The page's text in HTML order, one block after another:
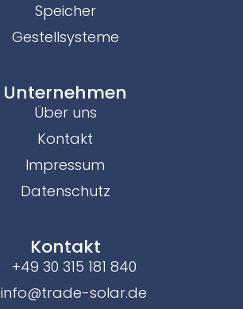
Speicher
Gestellsysteme
Unternehmen
Über uns
Kontakt
Impressum
Datenschutz
Kontakt
+49 30 315 181 840
info@trade-solar.de